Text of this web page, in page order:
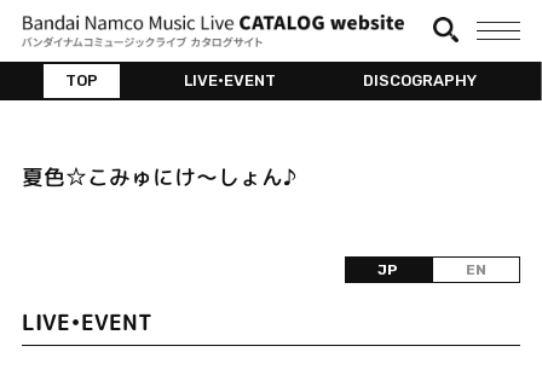
TOP LIVE•EVENT DISCOGRAPHY
夏色☆こみゅにけ～しょん♪
JP EN
LIVE•EVENT